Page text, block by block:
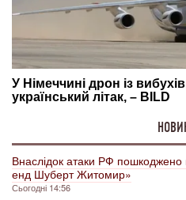
Внаслідок атаки РФ пошкоджено
енд Шуберт Житомир»
Сьогодні 14:56